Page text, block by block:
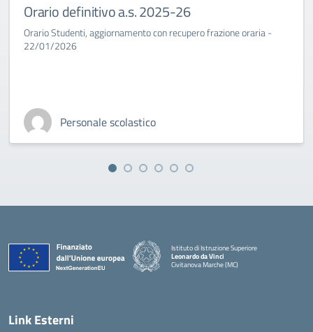
Orario definitivo a.s. 2025-26
Orario Studenti, aggiornamento con recupero frazione oraria -
22/01/2026
Personale scolastico
Istituto di Istruzione Superiore
Leonardo da Vinci
Civitanova Marche (MC)
Link Esterni